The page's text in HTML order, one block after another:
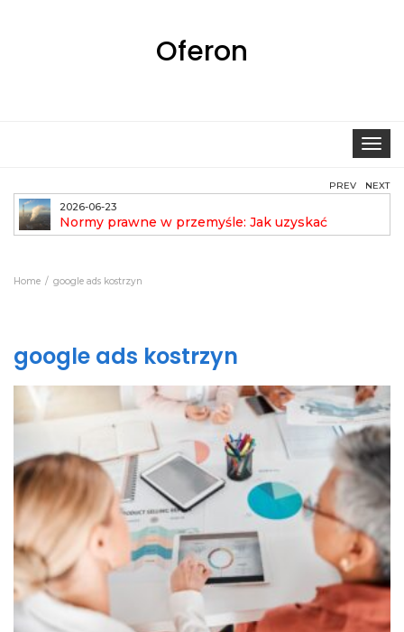
Oferon
Toggle
2026-06-23
Normy prawne w przemyśle: Jak uzyskać
pozwolenie na emisję?
PREV NEXT
Home google ads kostrzyn
google ads kostrzyn